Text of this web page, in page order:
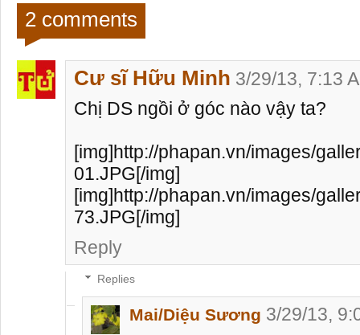
2 comments
Cư sĩ Hữu Minh 3/29/13, 7:13
Chị DS ngồi ở góc nào vậy ta?
[img]http://phapan.vn/images/
01.JPG[/img]
[img]http://phapan.vn/images/
73.JPG[/img]
Reply
Replies
Mai/Diệu Sương 3/29/13,